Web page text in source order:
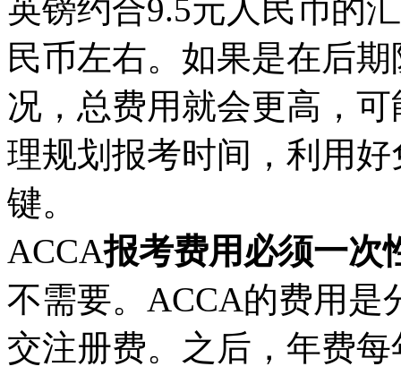
英镑约合9.5元人民币的
民币左右。如果是在后
况，总费用就会更高，
理规划报考时间，利用
键。
ACCA报考费用必须一次
不需要。ACCA的费用是
交注册费。之后，年费